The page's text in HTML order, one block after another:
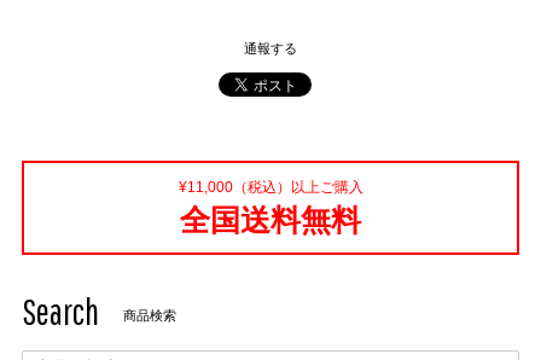
通報する
¥11,000（税込）以上ご購入
全国送料無料
Search 商品検索